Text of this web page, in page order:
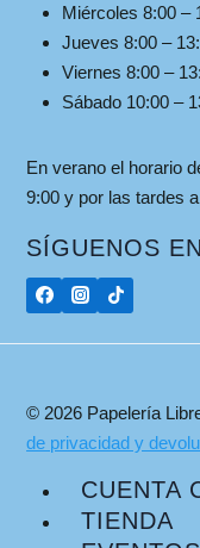
Miércoles 8:00 –
Jueves 8:00 –
Viernes 8:00 –
Sábado 10:00 –
En verano el horario
9:00 y por las tardes
SÍGUENOS EN
© 2026 Papelería
de privacidad y
CUENTA
TIENDA